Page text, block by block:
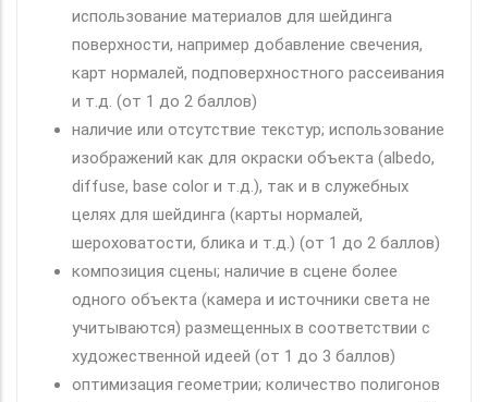
использование материалов для шейдинга
поверхности, например добавление свечения,
карт нормалей, подповерхностного рассеивания
и т.д. (от 1 до 2 баллов)
наличие или отсутствие текстур; использование
изображений как для окраски объекта (albedo,
diffuse, base color и т.д.), так и в служебных
целях для шейдинга (карты нормалей,
шероховатости, блика и т.д.) (от 1 до 2 баллов)
композиция сцены; наличие в сцене более
одного объекта (камера и источники света не
учитываются) размещенных в соответствии с
художественной идеей (от 1 до 3 баллов)
оптимизация геометрии; количество полигонов